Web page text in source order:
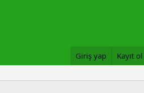
Giriş yap Kayıt ol